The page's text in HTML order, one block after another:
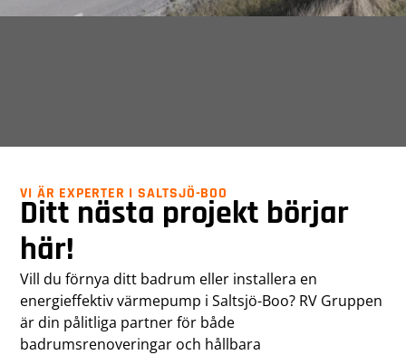
VI ÄR EXPERTER I SALTSJÖ-BOO
Ditt nästa projekt börjar
här!
Vill du förnya ditt badrum eller installera en
energieffektiv värmepump i Saltsjö-Boo? RV Gruppen
är din pålitliga partner för både
badrumsrenoveringar och hållbara